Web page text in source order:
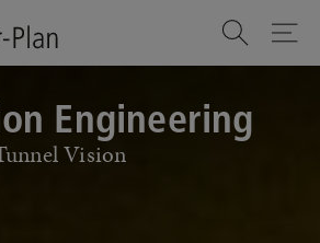
Engineering
Vision